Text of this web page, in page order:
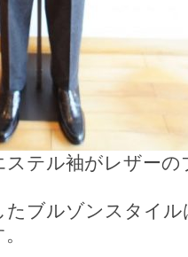
テル袖がレザー
たブルゾンスタイ